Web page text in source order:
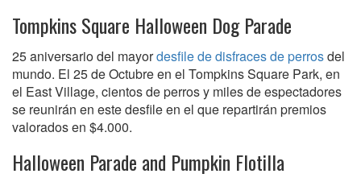
Tompkins Square Halloween Dog Parade
25 aniversario del mayordesfile de disfraces de perrosdel
mundo. El 25 de Octubre en el Tompkins Square Park, en
el East Village, cientos de perros y miles de espectadores
se reunirán en este desfile en el que repartirán premios
valorados en $4.000.
Halloween Parade and Pumpkin Flotilla